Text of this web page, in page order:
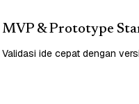
MVP & Prototype
Validasi ide cepat dengan